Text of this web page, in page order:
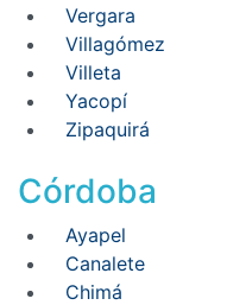
Vergara
Villagómez
Villeta
Yacopí
Zipaquirá
Córdoba
Ayapel
Canalete
Chimá